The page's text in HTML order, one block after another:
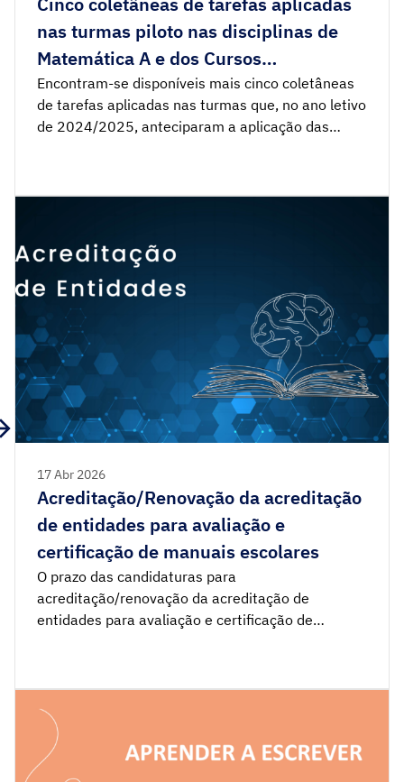
nas turmas piloto nas disciplinas de
Matemática A e dos Cursos
Profissionais e três Brochuras de apoio
Encontram-se disponíveis mais cinco coletâneas
de tarefas aplicadas nas turmas que, no ano letivo
de 2024/2025, anteciparam a aplicação das
Complexos – 12.º no Matemática A Probabilidade
[…]
17 Abr 2026
Acreditação/Renovação da acreditação
de entidades para avaliação e
certificação de manuais escolares
O prazo das candidaturas para
acreditação/renovação da acreditação de
entidades para avaliação e certificação de
maio de 2026, inclusive. Este procedimento
decorre nos termos do n.º 7 do artigo 9.º da Lei n.º
47/2006, de 28 de agosto […]